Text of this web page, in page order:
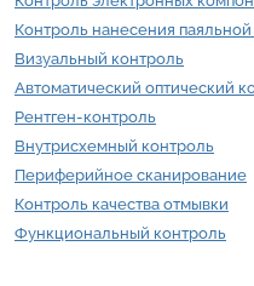
Контроль нанесения паяльной
Визуальный контроль
Автоматический оптический
Рентген-контроль
Внутрисхемный контроль
Периферийное сканирование
Контроль качества отмывки
Функциональный контроль